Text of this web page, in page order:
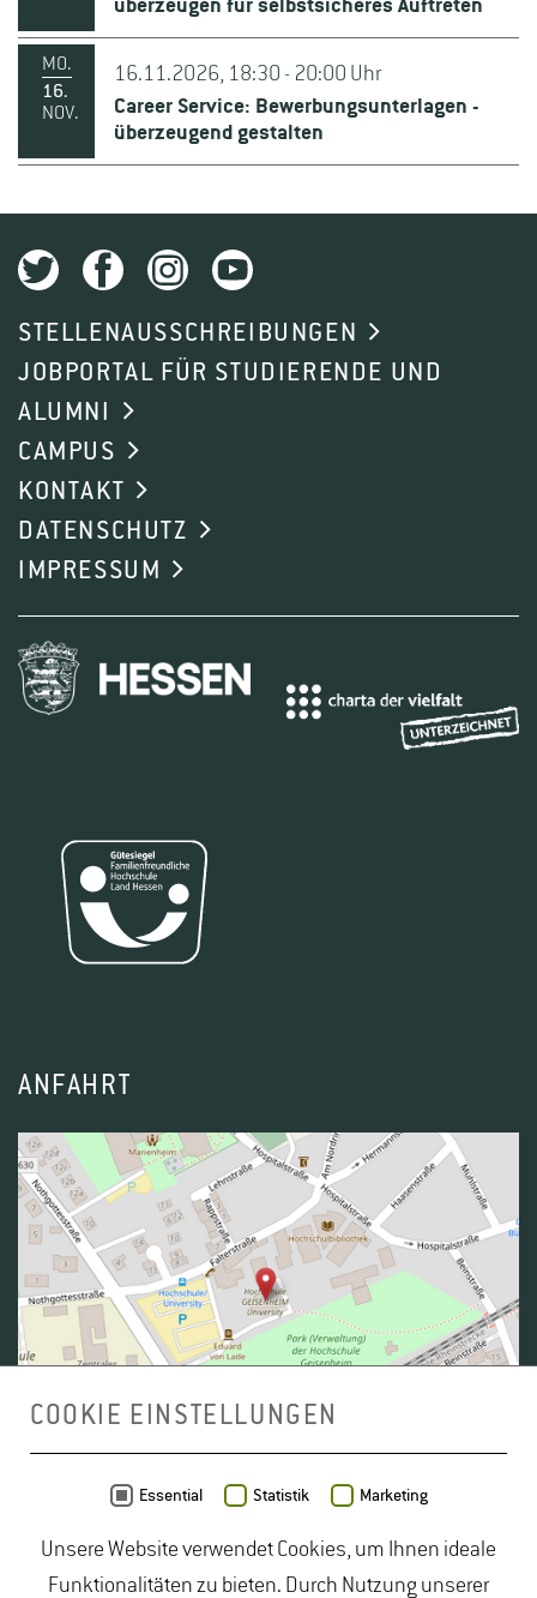
überzeugen für selbstsicheres Auftreten
MO.
16.
NOV.
16.11.2026, 18:30 - 20:00 Uhr
Career Service: Bewerbungsunterlagen -
überzeugend gestalten
STELLENAUSSCHREIBUNGEN
JOBPORTAL FÜR STUDIERENDE UND
ALUMNI
CAMPUS
KONTAKT
DATENSCHUTZ
IMPRESSUM
ANFAHRT
OpenStreetMap - Veröffentlicht unterODbL
duales Studium Gartenbau| Gartenbau Studium|
COOKIE EINSTELLUNGEN
Essential Statistik Marketing
Unsere Website verwendet Cookies, um Ihnen ideale
Funktionalitäten zu bieten. Durch Nutzung unserer